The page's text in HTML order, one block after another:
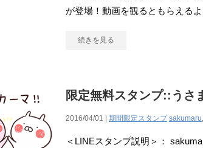
が登場！動画を観るともらえるよ
続きを見る
限定無料スタンプ::うさ
2016/04/01 | 期間限定スタンプ sakumaru,
＜LINEスタンプ説明＞：